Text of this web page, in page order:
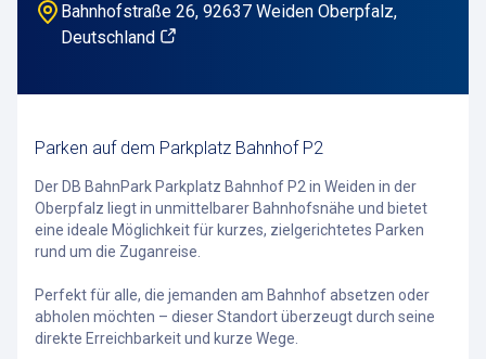
Bahnhofstraße 26, 92637 Weiden Oberpfalz,
Deutschland
Parken auf dem Parkplatz Bahnhof P2
Der DB BahnPark Parkplatz Bahnhof P2 in Weiden in der
Oberpfalz liegt in unmittelbarer Bahnhofsnähe und bietet
eine ideale Möglichkeit für kurzes, zielgerichtetes Parken
rund um die Zuganreise.
Perfekt für alle, die jemanden am Bahnhof absetzen oder
abholen möchten – dieser Standort überzeugt durch seine
direkte Erreichbarkeit und kurze Wege.